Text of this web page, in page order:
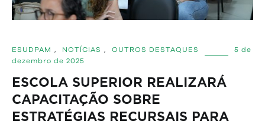
ESUDPAM , NOTÍCIAS , OUTROS DESTAQUES
5 de
dezembro de 2025
ESCOLA SUPERIOR REALIZARÁ
CAPACITAÇÃO SOBRE
ESTRATÉGIAS RECURSAIS PARA